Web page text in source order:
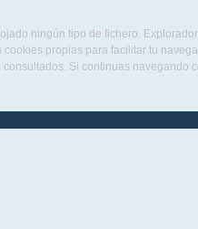
ningún tipo de fichero.
propias para facilitar tu
Si continuas navegando